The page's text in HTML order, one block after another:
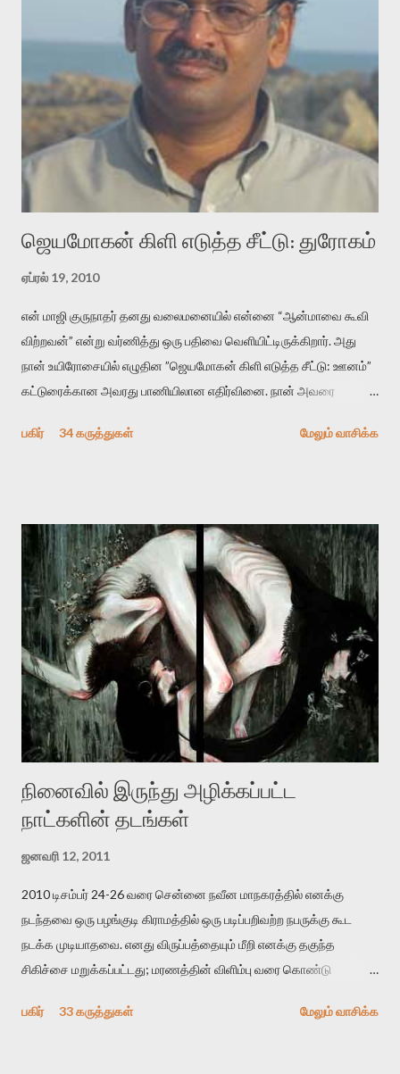
என்னவாக இருக்கும்? கவிதையின் அரூப இயக்கத்தை பொதுவயமாக
வடிக்க முயல்வதும் அதற்கே. கோயில் கருவறையின்
மென்வெளிச்சத்தில் நுண்பேசியின் படக்கருவியை இயக்கி சாத்தி
வைத்து விட்டு இயக்கத்தை அறிவோம். அறிதல் அபச்சாரமில்லை.
பயணப் படிமம் என்பது காக்னிடிவ் பொயடிக்ஸ் எனும் சமகால
விமர்சனத்தின் ஒரு முக்கிய கருவி. இக்கருவியை மனுஷ்யபுத்திரனின்
“காலை வணக்கங்கள்” எனும் ஒரு கவிதையில் சொருகப் போகிறோம்.
முதலில் கருவியை பழகுவோம். அன்றாட மொழியில் ஒன்று ம...
ஜெயமோகன் கிளி எடுத்த சீட்டு: துரோகம்
ஏப்ரல் 19, 2010
என் மாஜி குருநாதர் தனது வலைமனையில் என்னை “ஆன்மாவை கூவி
விற்றவன்” என்று வர்ணித்து ஒரு பதிவை வெளியிட்டிருக்கிறார். அது
நான் உயிரோசையில் எழுதின ”ஜெயமோகன் கிளி எடுத்த சீட்டு: ஊனம்”
கட்டுரைக்கான அவரது பாணியிலான எதிர்வினை. நான் அவரை
பதிவை படித்த நண்பர்கள் பலரும் அவருக்காக இரக்கப்பட்டார்கள்.
தனது இணையதளத்திலே தொடர்ந்து பதிவு செய்கிறார். உயிர்மை
இன்னும் சில வருடங்களுக்கு தனக்கு எதிராக எழுத்தாளர்களை ஏவி
விட்டபடி இருக்கும் என்று ஒரு அச்சத்தை வெளிப்படுத்தியபடி
இருக்கிறார். அவர் கடுமையான பாதுகாப்பின்மை மனநிலையில் உள்ளார்.
உயிர்மை அவரை தாக்க உத்தேசித்தாலும் இல்லை என்றாலும்
ஜெயமோகன் அந்த பிரமையால் தொடர்ந்து அச்சுறுத்தலுக்கு உள்ளாகி
உள்ளார். உங்களை பற்றின இந்த தாக்குதல் கூட இதன் வெளிப்பாடு தான்”.
உண்மையே! ராக்கி படத்தில் குத்துச்சண்டை வீரராக வரும் சில்வெஸ்டர்
ஓரிடத்தில் சொல்வார்: ...
பகிர் 34 கருத்துகள் மேலும் வாசிக்க
நினைவில் இருந்து அழிக்கப்பட்ட
நாட்களின் தடங்கள்
ஜனவரி 12, 2011
2010 டிசம்பர் 24-26 வரை சென்னை நவீன மாநகரத்தில் எனக்கு
நடந்தவை ஒரு பழங்குடி கிராமத்தில் ஒரு படிப்பறிவற்ற நபருக்கு கூட
நடக்க முடியாதவை. எனது விருப்பத்தையும் மீறி எனக்கு தகுந்த
சிகிச்சை மறுக்கப்பட்டது; மரணத்தின் விளிம்பு வரை கொண்டு
பகிர்
33 கருத்துகள் மேலும் வாசிக்க